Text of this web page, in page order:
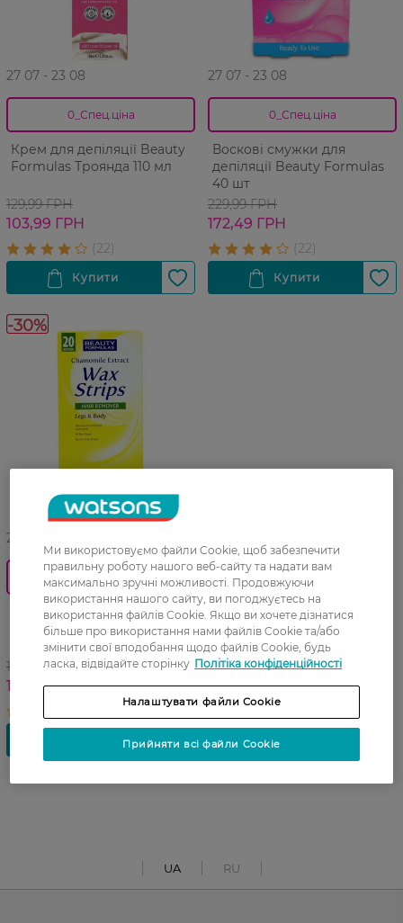
27 07 - 23 08
0_Спец.ціна
Крем для депіляції Beauty
Formulas Троянда 110 мл
129,99 ГРН
103,99 ГРН
27 07 - 23 08
0_Спец.ціна
Воскові смужки для
депіляції Beauty Formulas
40 шт
229,99 ГРН
172,49 ГРН
-30%
27 07 - 23 08
0_Спец.ціна
Воскові стрічки для
депіляції Beauty Formulas
екстракт ромашки 20 шт
149,99 ГРН
104,99 ГРН
UA RU
Ми використовуємо файли Cookie, щоб забезпечити
правильну роботу нашого веб-сайту та надати вам
максимально зручні можливості. Продовжуючи
використання нашого сайту, ви погоджуєтесь на
використання файлів Cookie. Якщо ви хочете дізнатися
більше про використання нами файлів Cookie та/або
змінити свої вподобання щодо файлів Cookie, будь
ласка, відвідайте сторінку Політіка конфіденційності
Налаштувати файли Cookie
Прийняти всі файли Cookie